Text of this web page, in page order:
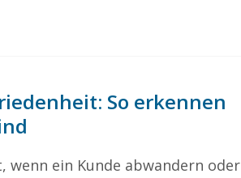
So erkennen
wenn ein Kunde abwandern oder